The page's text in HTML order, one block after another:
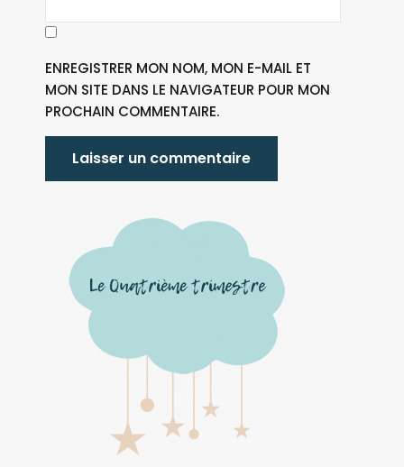
ENREGISTRER MON NOM, MON E-MAIL ET
MON SITE DANS LE NAVIGATEUR POUR MON
PROCHAIN COMMENTAIRE.